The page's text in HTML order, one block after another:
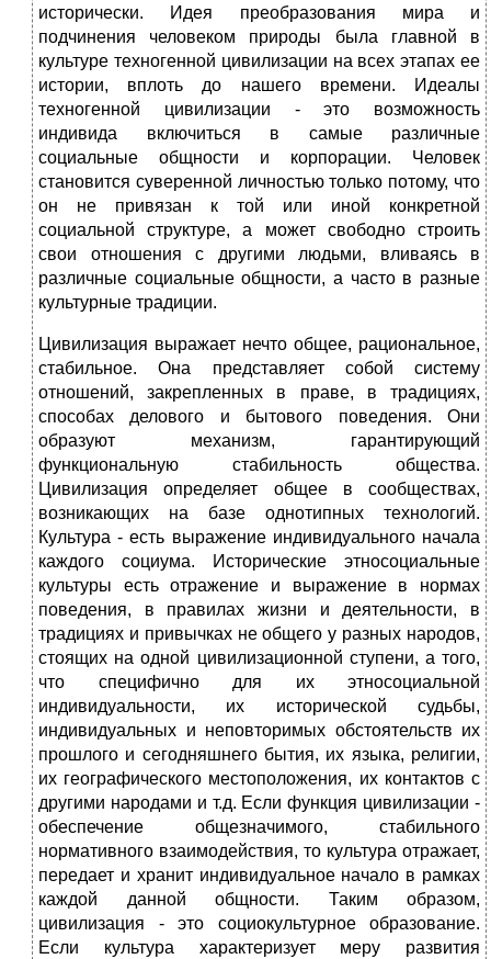
исторически. Идея преобразования мира и
подчинения человеком природы была главной в
культуре техногенной цивилизации на всех этапах ее
истории, вплоть до нашего времени. Идеалы
техногенной цивилизации - это возможность
индивида включиться в самые различные
социальные общности и корпорации. Человек
становится суверенной личностью только потому, что
он не привязан к той или иной конкретной
социальной структуре, а может свободно строить
свои отношения с другими людьми, вливаясь в
различные социальные общности, а часто в разные
культурные традиции.
Цивилизация выражает нечто общее, рациональное,
стабильное. Она представляет собой систему
отношений, закрепленных в праве, в традициях,
способах делового и бытового поведения. Они
образуют механизм, гарантирующий
функциональную стабильность общества.
Цивилизация определяет общее в сообществах,
возникающих на базе однотипных технологий.
Культура - есть выражение индивидуального начала
каждого социума. Исторические этносоциальные
культуры есть отражение и выражение в нормах
поведения, в правилах жизни и деятельности, в
традициях и привычках не общего у разных народов,
стоящих на одной цивилизационной ступени, а того,
что специфично для их этносоциальной
индивидуальности, их исторической судьбы,
индивидуальных и неповторимых обстоятельств их
прошлого и сегодняшнего бытия, их языка, религии,
их географического местоположения, их контактов с
другими народами и т.д. Если функция цивилизации -
обеспечение общезначимого, стабильного
нормативного взаимодействия, то культура отражает,
передает и хранит индивидуальное начало в рамках
каждой данной общности. Таким образом,
цивилизация - это социокультурное образование.
Если культура характеризует меру развития